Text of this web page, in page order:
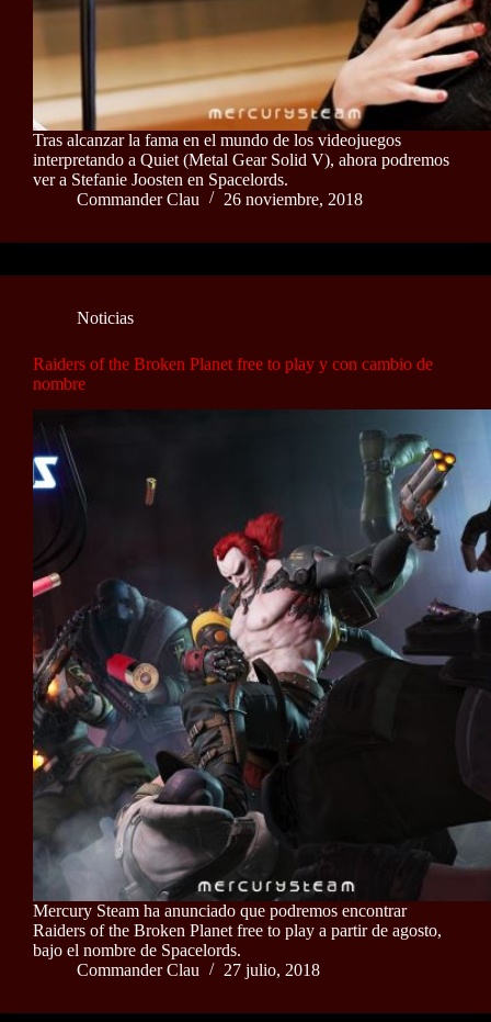
Tras alcanzar la fama en el mundo de los videojuegos
interpretando a Quiet (Metal Gear Solid V), ahora podremos
ver a Stefanie Joosten en Spacelords.
Commander Clau
26 noviembre, 2018
Noticias
Raiders of the Broken Planet free to play y con cambio de
nombre
Mercury Steam ha anunciado que podremos encontrar
Raiders of the Broken Planet free to play a partir de agosto,
bajo el nombre de Spacelords.
Commander Clau
27 julio, 2018